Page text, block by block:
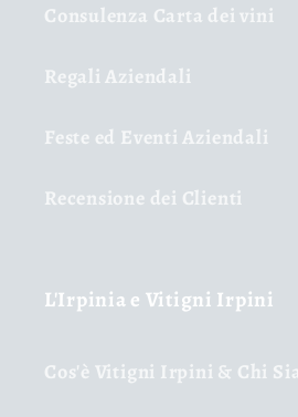
Consulenza Carta dei vini
Regali Aziendali
Feste ed Eventi Aziendali
Recensione dei Clienti
L'Irpinia e Vitigni Irpini
Cos'è Vitigni Irpini & Chi